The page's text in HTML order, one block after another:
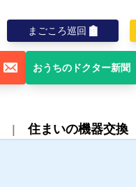
まごころ巡回
おうちのドクター新聞
住まいの機器交換